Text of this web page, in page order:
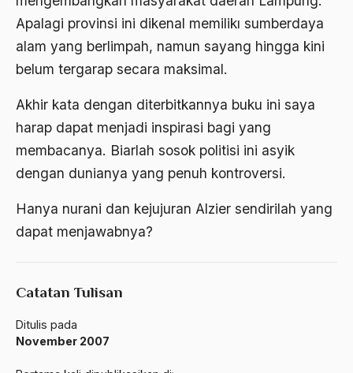
Apalagi provinsi ini dikenal memilikı sumberdaya
alam yang berlimpah, namun sayang hingga kini
belum tergarap secara maksimal.
Akhir kata dengan diterbitkannya buku ini saya
harap dapat menjadi inspirasi bagi yang
membacanya. Biarlah sosok politisi ini asyik
dengan dunianya yang penuh kontroversi.
Hanya nurani dan kejujuran Alzier sendirilah yang
dapat menjawabnya?
Catatan Tulisan
Ditulis pada
November 2007
al-quran
Alexander Solzhenitsyin
Ali Murtopo
Ali Shariati
Ali Sidikin
Ali Syahbana
Aliran AHmadiyah
Alistair Cook
Allah